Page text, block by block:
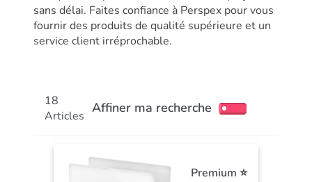
sans délai. Faites confiance à Perspex pour vous
fournir des produits de qualité supérieure et un
service client irréprochable.
Affiner ma recherche
18
Articles
Premium ⭐